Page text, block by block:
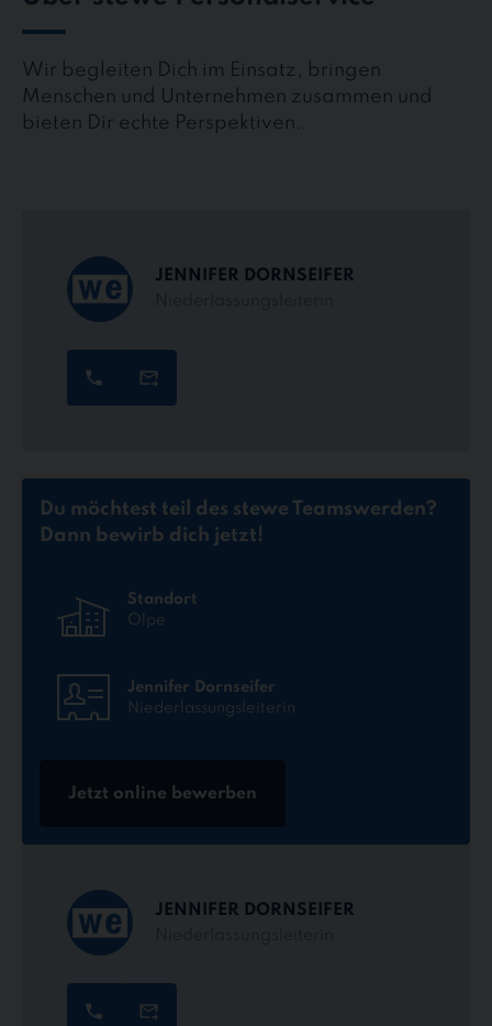
Wir begleiten Dich im Einsatz, bringen
Menschen und Unternehmen zusammen und
bieten Dir echte Perspektiven.
JENNIFER DORNSEIFER
Du möchtest teil des stewe Teamswerden?
Dann bewirb dich jetzt!
Standort
Olpe
Jennifer Dornseifer
Niederlassungsleiterin
Jetzt online bewerben
JENNIFER DORNSEIFER